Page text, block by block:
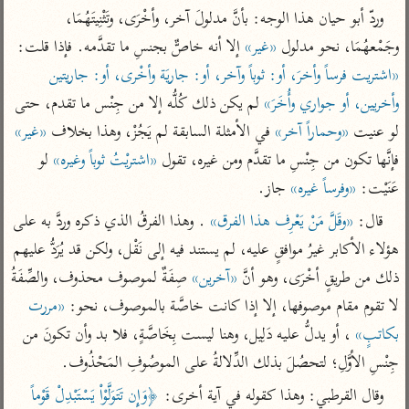
جمع الأقوال
تفسير ابن الجوزي
تفسير الماوردي
منتقاة
تفسير ابن القيم
تفسير ابن تيمية
عامّة
تفسير السمعاني
تفسير مكّي
محاسن التأويل
للقاسمي
تفسير الثعالبي
تفسير الرازي
أخرى
أضواء البيان
نظم الدرر للبقاعي
لغة وبلاغة
التحرير والتنوير
المحرر الوجيز لابن
عطية
البحر المحيط لأبي
حيان
البسيط للواحدي
تفسير ابن عثيمين
مركَّزة العبارة
تفسير الجلالين
جامع البيان للإيجي
تفسير النسفي
الوجيز للواحدي
تفسير ابن أبي زمنين
آثار
موسوعة التفسير
المأثور
وجَمْعهُمَا، نحو مدلول «غير» إلا أنه خاصٌّ بجنسِ ما تقدَّمه. فإذا قلت:
وأخريين، أو جواري وأُخَرَ»
لو عنيت «وحماراً آخر» في الأمثلة السابقة لم يَجُزْ، وهذا بخلاف «غير»
فإنَّها تكون من جِنْسِ ما تقدَّم ومن غيره، تقول «اشتريْتُ ثوباً وغيره» لو
عَنَيْت: «وفرساً غيره» جاز.
قال: «وقَلَّ مَنْ يَعْرِف هذا الفرق»
ذلك من طريقٍ أخْرَى، وهو أنَّ «آخرين»
لا تقوم مقام موصوفها، إلا إذا كانت خاصَّة بالموصوف، نحو:
بكاتبٍ»
جِنْسِ الأوَّلِ؛ لتحصُلَ بذلك الدِّلالةُ على الموصُوفِ المَحْذُوف.
وقال القرطبي: وهذا كقوله في آية أخرى:
﴿وَإِن تَتَوَلَّوْاْ يَسْتَبْدِلْ قَوْماً